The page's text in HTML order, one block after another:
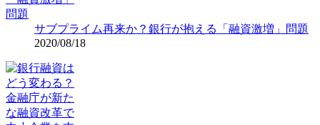
サブプライム再来か？銀行が抱える「融資激増」問題
2020/08/18